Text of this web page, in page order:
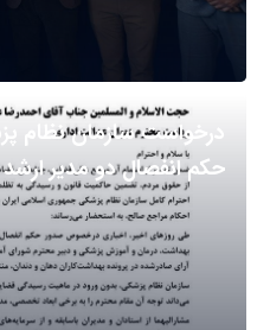
درخواست سازمان نظام
حکم انفصال دو مدیر